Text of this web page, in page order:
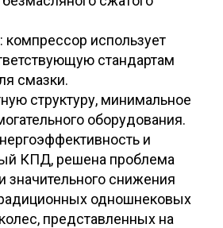
использует
стандартам
смазки.
структуру, минимальное
оборудования.
и
КПД, решена проблема
значительного снижения
одношнековых
представленных на